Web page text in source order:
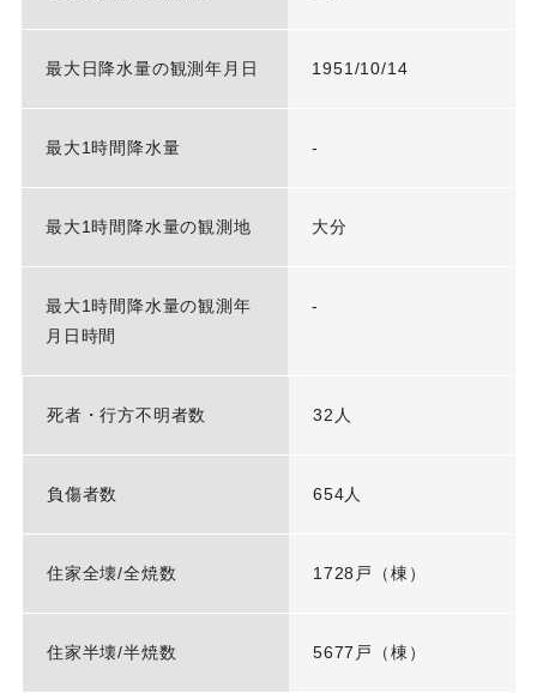
最大日降水量の観測年月日 1951/10/14
最大1時間降水量 -
最大1時間降水量の観測地 大分
最大1時間降水量の観測年
月日時間
-
死者・行方不明者数 32人
負傷者数 654人
住家全壊/全焼数 1728戸（棟）
住家半壊/半焼数 5677戸（棟）